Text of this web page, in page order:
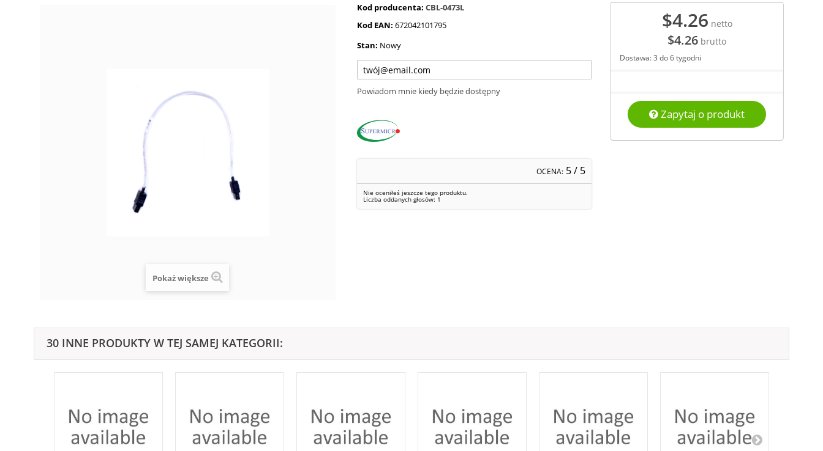
Pokaż większe
Kod producenta: CBL-0473L
Kod EAN: 672042101795
Stan: Nowy
Powiadom mnie kiedy będzie dostępny
OCENA: 5/ 5
Nie oceniłeś jeszcze tego produktu.
Liczba oddanych głosów: 1
$4.26 netto
$4.26 brutto
Dostawa: 3 do 6 tygodni
Zapytaj o produkt
30 INNE PRODUKTY W TEJ SAMEJ KATEGORII: